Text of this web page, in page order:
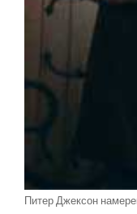
Питер Джексон